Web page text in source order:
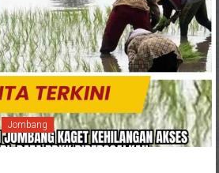
Jombang